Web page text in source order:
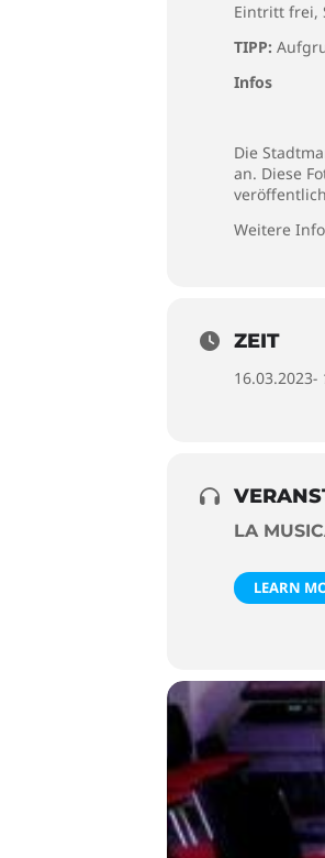
Eintritt frei,
TIPP:
Infos
Die
an. Diese
Weitere
ZEIT
16.03.2023-
LA
LEARN